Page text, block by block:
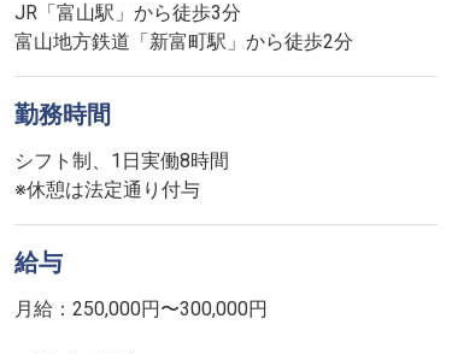
JR「富山駅」から徒歩3分
富山地方鉄道「新富町駅」から徒歩2分
勤務時間
シフト制、1日実働8時間
※休憩は法定通り付与
給与
月給：250,000円〜300,000円